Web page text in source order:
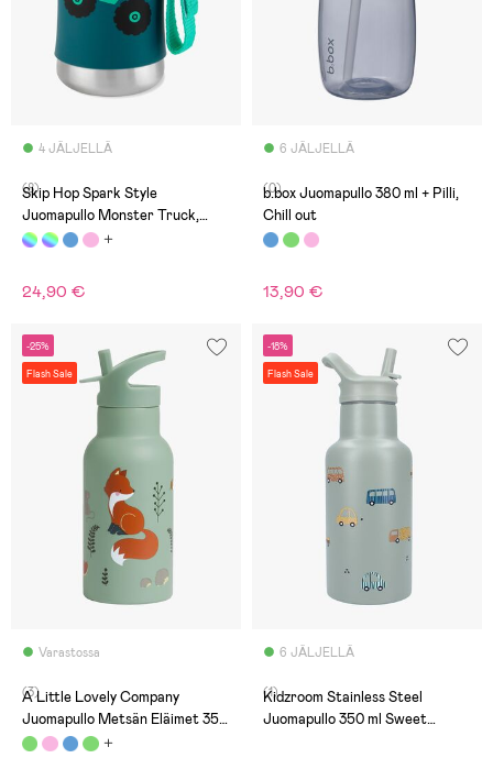
4 JÄLJELLÄ
(8)
Skip Hop Spark Style
Juomapullo Monster Truck,
Vihreä
24,90 €
6 JÄLJELLÄ
(0)
b.box Juomapullo 380 ml + Pilli,
Chill out
13,90 €
-25%
Flash Sale
Varastossa
(3)
A Little Lovely Company
Juomapullo Metsän Eläimet 350
ml, Vihreä
-18%
Flash Sale
6 JÄLJELLÄ
(1)
Kidzroom Stainless Steel
Juomapullo 350 ml Sweet